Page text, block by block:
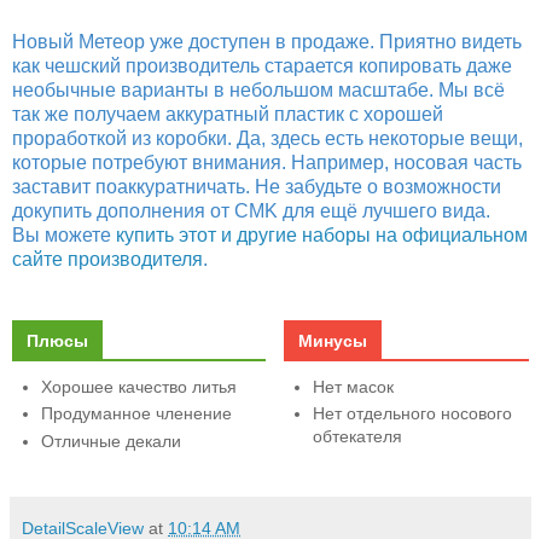
Новый Метеор уже доступен в продаже. Приятно видеть
как чешский производитель старается копировать даже
необычные варианты в небольшом масштабе. Мы всё
так же получаем аккуратный пластик с хорошей
проработкой из коробки. Да, здесь есть некоторые вещи,
которые потребуют внимания. Например, носовая часть
заставит поаккуратничать. Не забудьте о возможности
докупить дополнения от CMK для ещё лучшего вида.
Вы можете купить этот и другие наборы на официальном
сайте производителя.
Плюсы
Хорошее качество литья
Продуманное членение
Отличные декали
Минусы
Нет масок
Нет отдельного носового
обтекателя
DetailScaleView at 10:14 AM